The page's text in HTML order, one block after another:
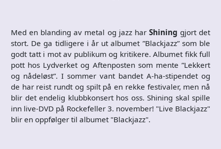
Med en blanding av metal og jazz har Shining gjort det
stort. De ga tidligere i år ut albumet ”Blackjazz” som ble
godt tatt i mot av publikum og kritikere. Albumet fikk full
pott hos Lydverket og Aftenposten som mente ”Lekkert
og nådeløst”. I sommer vant bandet A-ha-stipendet og
de har reist rundt og spilt på en rekke festivaler, men nå
blir det endelig klubbkonsert hos oss. Shining skal spille
inn live-DVD på Rockefeller 3. november! "Live Blackjazz"
blir en oppfølger til albumet "Blackjazz".